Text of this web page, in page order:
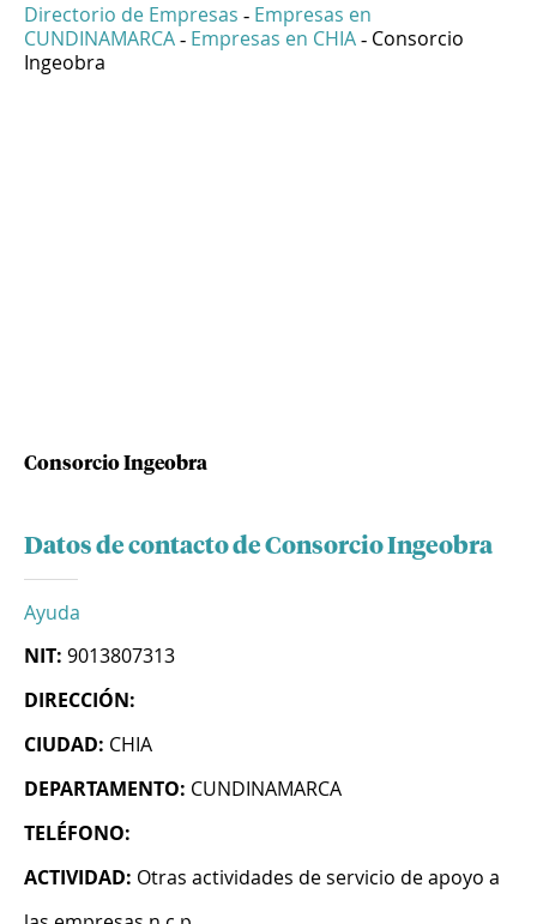
Directorio de Empresas - Empresas en
CUNDINAMARCA - Empresas en CHIA - Consorcio
Ingeobra
Consorcio Ingeobra
Datos de contacto de Consorcio Ingeobra
Ayuda
NIT: 9013807313
DIRECCIÓN:
CIUDAD: CHIA
DEPARTAMENTO: CUNDINAMARCA
TELÉFONO:
ACTIVIDAD: Otras actividades de servicio de apoyo a